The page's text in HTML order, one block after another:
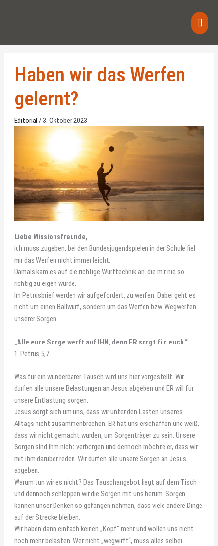
Haben wir das Werfen
gelernt?
Editorial /3. Oktober 2023
Liebe Missionsfreunde,
ich muss zugeben, bei den Bundesjugendspielen in der Schule fiel
mir das Werfen nicht immer leicht.
Damals kam es auf die richtige Wurftechnik an, die mir nie so
richtig zu eigen wurde.
Im Petrusbrief werden wir aufgefordert, zu werfen. Dabei geht es
nicht um einen Ballwurf, sondern um das Werfen bzw. Wegwerfen
unserer Sorgen.
„Alle eure Sorge werft auf IHN, denn ER sorgt für euch.“
1. Petrus 5,7
Was für ein wunderbarer Tausch wird uns hier vorgestellt. Wir
dürfen alle unsere Belastungen an Jesus abgeben und ER will für
unsere Entlastung sorgen.
Jesus sorgt sich um uns, dass wir unter den Lasten unseres
Alltags nicht zusammenbrechen. ER hat uns erschaffen und weiß,
dass wir nicht gemacht wurden, um Sorgenträger zu sein. Unsere
Sorgen sind ihm nicht verborgen und dennoch möchte er, dass wir
mit ihm darüber reden. Wir dürfen alle unsere Sorgen an Jesus
abgeben.
Warum tun wir es nicht? Das Tauschangebot liegt auf dem Tisch
und dennoch schleppen wir die Sorgen mit uns herum. Sorgen
können unser Denken so gefangen nehmen, dass viele andere Dinge
auf der Strecke bleiben.
Wir haben dann einfach keinen „Kopf“ mehr und wollen uns nicht
noch mehr belasten. Wer nicht „wegwirft“, muss alles selber